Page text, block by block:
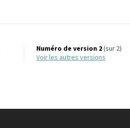
Numéro de version 2(sur 2)
voir les autres versions